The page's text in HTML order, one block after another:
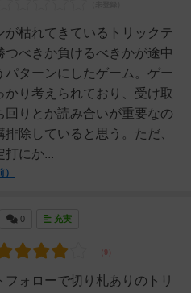
が枯れてきているトリックテ
つべきか負けるべきかが途中
パターンにしたゲーム。ゲー
かり考えられており、受け取
回りとか読み合いが重要なの
除していると思う。ただ、
打にか...
0 充実
フォローで切り札ありのトリ